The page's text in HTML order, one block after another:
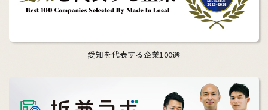
愛知を代表する企業100選